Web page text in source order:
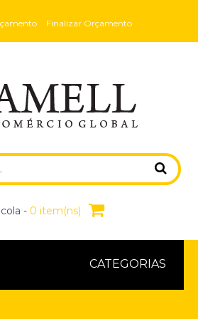
Finalizar Orçamento
- 0 item(ns)
CATEGORIAS